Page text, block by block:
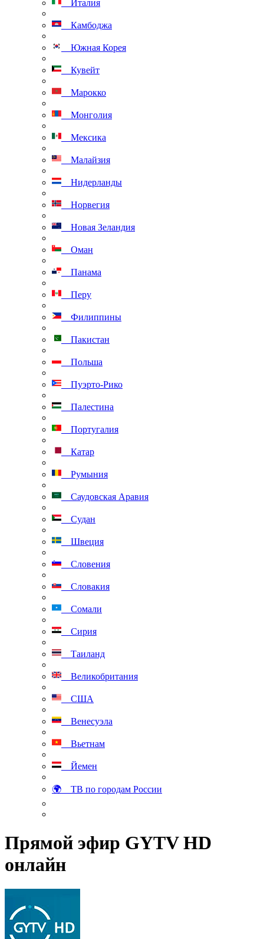
Италия
Камбоджа
Южная Корея
Кувейт
Марокко
Монголия
Мексика
Малайзия
Нидерланды
Норвегия
Новая Зеландия
Оман
Панама
Перу
Филиппины
Пакистан
Польша
Пуэрто-Рико
Палестина
Португалия
Катар
Румыния
Саудовская Аравия
Судан
Швеция
Словения
Словакия
Сомали
Сирия
Таиланд
Великобритания
США
Венесуэла
Вьетнам
Йемен
🌍 ТВ по городам России
Прямой эфир GYTV HD
онлайн